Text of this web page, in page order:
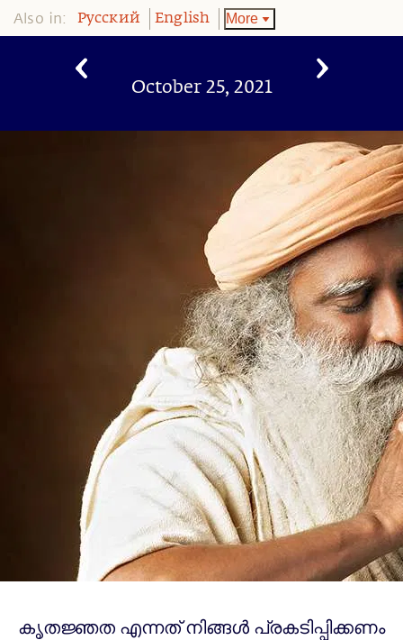
Also in: Pусский English More
October 25, 2021
കൃതജ്ഞത എന്നത് നിങ്ങൾ പ്രകടിപ്പിക്കണം